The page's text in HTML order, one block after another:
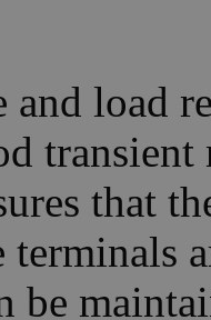
and load
that
terminals
be